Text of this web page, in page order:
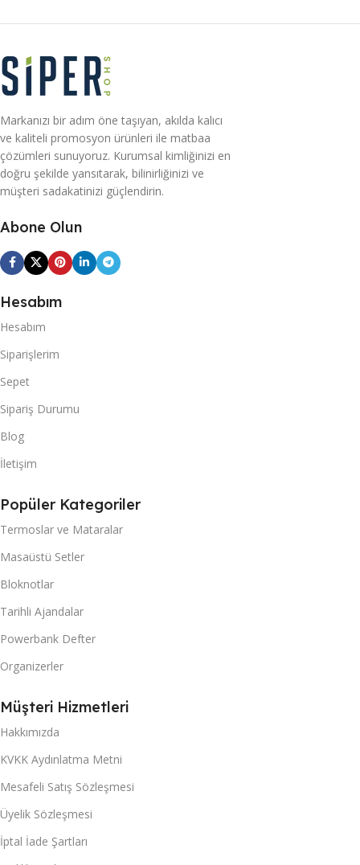
Markanızı bir adım öne taşıyan, akılda kalıcı
ve kaliteli promosyon ürünleri ile matbaa
çözümleri sunuyoruz. Kurumsal kimliğinizi en
doğru şekilde yansıtarak, bilinirliğinizi ve
müşteri sadakatinizi güçlendirin.
Abone Olun
Hesabım
Hesabım
Siparişlerim
Sepet
Sipariş Durumu
Blog
İletişim
Popüler Kategoriler
Termoslar ve Mataralar
Masaüstü Setler
Bloknotlar
Tarihli Ajandalar
Powerbank Defter
Organizerler
Müşteri Hizmetleri
Hakkımızda
KVKK Aydınlatma Metni
Mesafeli Satış Sözleşmesi
Üyelik Sözleşmesi
İptal İade Şartları